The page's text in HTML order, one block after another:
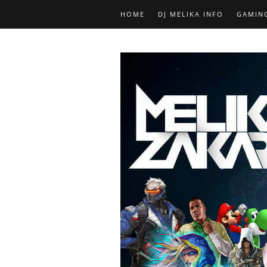
HOME DJ MELIKA INFO